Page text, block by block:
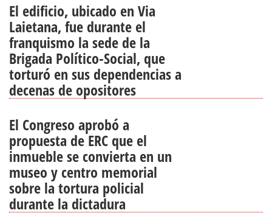
El edificio, ubicado en Via
Laietana, fue durante el
franquismo la sede de la
Brigada Político-Social, que
torturó en sus dependencias a
decenas de opositores
El Congreso aprobó a
propuesta de ERC que el
inmueble se convierta en un
museo y centro memorial
sobre la tortura policial
durante la dictadura